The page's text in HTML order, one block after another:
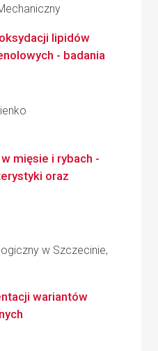
lipidów
- badania
mięsie i rybach -
oraz
w Szczecinie,
wariantów